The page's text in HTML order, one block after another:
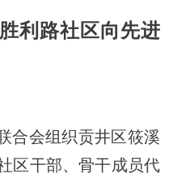
利路社区向先进
合会组织贡井区筱溪
区干部、骨干成员代